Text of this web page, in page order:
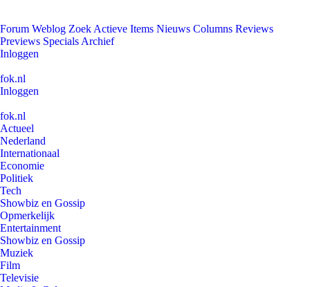
Forum Weblog Zoek Actieve Items Nieuws Columns Reviews
Previews Specials Archief
Inloggen
fok.nl
Inloggen
fok.nl
Actueel
Nederland
Internationaal
Economie
Politiek
Tech
Showbiz en Gossip
Opmerkelijk
Entertainment
Showbiz en Gossip
Muziek
Film
Televisie